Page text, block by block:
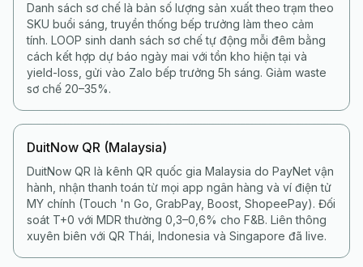
Danh sách sơ chế là bản số lượng sản xuất theo trạm theo
SKU buổi sáng, truyền thống bếp trưởng làm theo cảm
tính. LOOP sinh danh sách sơ chế tự động mỗi đêm bằng
cách kết hợp dự báo ngày mai với tồn kho hiện tại và
yield-loss, gửi vào Zalo bếp trưởng 5h sáng. Giảm waste
sơ chế 20–35%.
DuitNow QR (Malaysia)
DuitNow QR là kênh QR quốc gia Malaysia do PayNet vận
hành, nhận thanh toán từ mọi app ngân hàng và ví điện tử
MY chính (Touch 'n Go, GrabPay, Boost, ShopeePay). Đối
soát T+0 với MDR thường 0,3–0,6% cho F&B. Liên thông
xuyên biên với QR Thái, Indonesia và Singapore đã live.